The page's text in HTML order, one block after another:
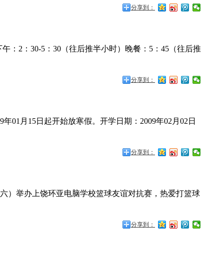
分享到：
：2：30-5：30（往后推半小时）晚餐：5：45（往后推
分享到：
01月15日起开始放寒假。开学日期：2009年02月02日
分享到：
）举办上饶环亚电脑学校篮球友谊对抗赛，热爱打篮球
分享到：